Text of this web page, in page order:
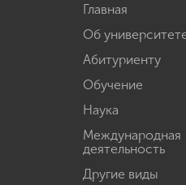
Главная
Об
Абитуриенту
Обучение
Наука
Международная
деятельность
Другие виды